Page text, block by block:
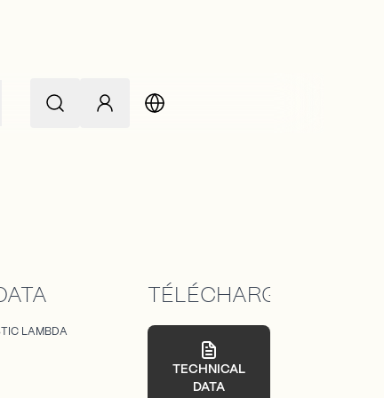
LAMBDA
TÉLÉCHARGEMENTS
TECHNICAL
DATA